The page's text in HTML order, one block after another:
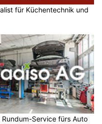
für Küchentechnik und
Rundum-Service fürs Auto